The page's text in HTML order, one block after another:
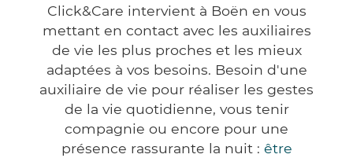
Click&Care intervient à Boën en vous
mettant en contact avec les auxiliaires
de vie les plus proches et les mieux
adaptées à vos besoins. Besoin d'une
auxiliaire de vie pour réaliser les gestes
de la vie quotidienne, vous tenir
compagnie ou encore pour une
présence rassurante la nuit : être